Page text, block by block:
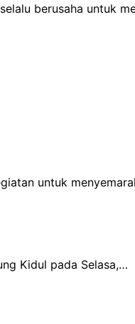
berusaha untuk
untuk
Kidul pada Selasa,…